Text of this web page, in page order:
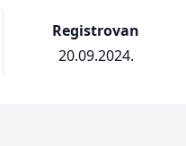
Registrovan
20.09.2024.